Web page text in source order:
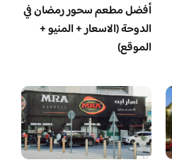
أفضل مطعم سحور رمضان في
الدوحة (الاسعار + المنيو +
الموقع)